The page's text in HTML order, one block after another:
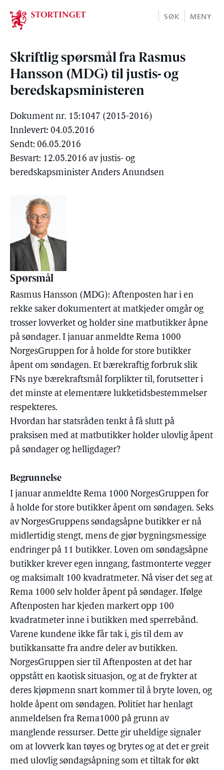
Stortinget.no
SØK MENY
Skriftlig spørsmål fra Rasmus
Hansson (MDG) til justis- og
beredskapsministeren
Dokument nr. 15:1047 (2015-2016)
Innlevert: 04.05.2016
Sendt: 06.05.2016
Besvart: 12.05.2016 av justis- og
beredskapsminister Anders Anundsen
Spørsmål
Rasmus Hansson (MDG): Aftenposten har i en
rekke saker dokumentert at matkjeder omgår og
trosser lovverket og holder sine matbutikker åpne
på søndager. I januar anmeldte Rema 1000
NorgesGruppen for å holde for store butikker
åpent om søndagen. Et bærekraftig forbruk slik
FNs nye bærekraftsmål forplikter til, forutsetter i
det minste at elementære lukketidsbestemmelser
respekteres.
Hvordan har statsråden tenkt å få slutt på
praksisen med at matbutikker holder ulovlig åpent
på søndager og helligdager?
Begrunnelse
I januar anmeldte Rema 1000 NorgesGruppen for
å holde for store butikker åpent om søndagen. Seks
av NorgesGruppens søndagsåpne butikker er nå
midlertidig stengt, mens de gjør bygningsmessige
endringer på 11 butikker. Loven om søndagsåpne
butikker krever egen inngang, fastmonterte vegger
og maksimalt 100 kvadratmeter. Nå viser det seg at
Rema 1000 selv holder åpent på søndager. Ifølge
Aftenposten har kjeden markert opp 100
kvadratmeter inne i butikken med sperrebånd.
Varene kundene ikke får tak i, gis til dem av
butikkansatte fra andre deler av butikken.
NorgesGruppen sier til Aftenposten at det har
oppstått en kaotisk situasjon, og at de frykter at
deres kjøpmenn snart kommer til å bryte loven, og
holde åpent om søndagen. Politiet har henlagt
anmeldelsen fra Rema1000 på grunn av
manglende ressurser. Dette gir uheldige signaler
om at lovverk kan tøyes og brytes og at det er greit
med ulovlig søndagsåpning som et tiltak for økt